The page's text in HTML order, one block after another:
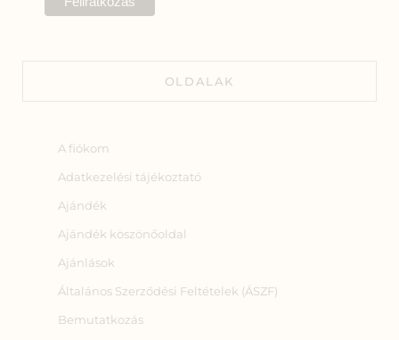
OLDALAK
A fiókom
Adatkezelési tájékoztató
Ajándék
Ajándék köszönőoldal
Ajánlások
Általános Szerződési Feltételek (ÁSZF)
Bemutatkozás